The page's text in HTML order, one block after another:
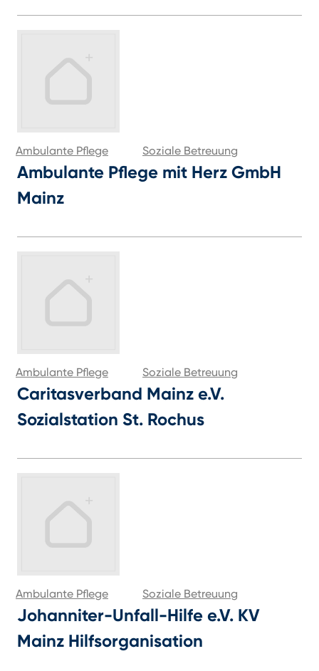
Ambulante Pflege Soziale Betreuung
Ambulante Pflege mit Herz GmbH
Mainz
Ambulante Pflege Soziale Betreuung
Caritasverband Mainz e.V.
Sozialstation St. Rochus
Ambulante Pflege Soziale Betreuung
Johanniter-Unfall-Hilfe e.V. KV
Mainz Hilfsorganisation